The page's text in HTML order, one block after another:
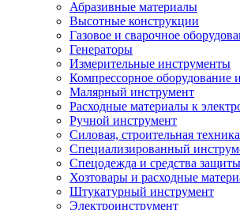
Абразивные материалы
Высотные конструкции
Газовое и сварочное
Генераторы
Измерительные инструменты
Компрессорное оборудование
Малярный инструмент
Расходные материалы к
Ручной инструмент
Силовая, строительная
Специализированный
Спецодежда и средства защиты
Хозтовары и расходные
Штукатурный инструмент
Электроинструмент